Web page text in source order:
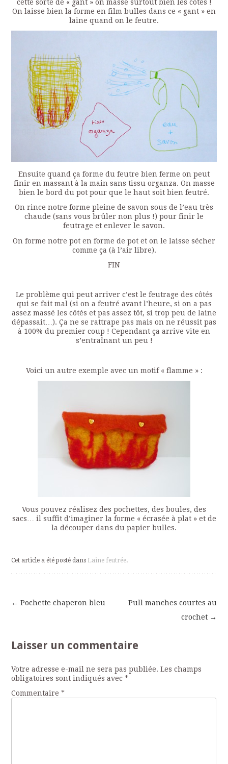
cette sorte de « gant » on masse surtout bien les côtés !
On laisse bien la forme en film bulles dans ce « gant » en
laine quand on le feutre.
Ensuite quand ça forme du feutre bien ferme on peut
finir en massant à la main sans tissu organza. On masse
bien le bord du pot pour que le haut soit bien feutré.
On rince notre forme pleine de savon sous de l’eau très
chaude (sans vous brûler non plus !) pour finir le
feutrage et enlever le savon.
On forme notre pot en forme de pot et on le laisse sécher
comme ça (à l’air libre).
FIN
Le problème qui peut arriver c’est le feutrage des côtés
qui se fait mal (si on a feutré avant l’heure, si on a pas
assez massé les côtés et pas assez tôt, si trop peu de laine
dépassait…). Ça ne se rattrape pas mais on ne réussit pas
à 100% du premier coup ! Cependant ça arrive vite en
s’entraînant un peu !
Voici un autre exemple avec un motif « flamme » :
Vous pouvez réalisez des pochettes, des boules, des
sacs… il suffit d’imaginer la forme « écrasée à plat » et de
la découper dans du papier bulles.
Cet article a été posté dans Laine feutrée.
Navigation
des
articles
← Pochette chaperon bleu
Pull manches courtes au
crochet →
Laisser un commentaire
Votre adresse e-mail ne sera pas publiée. Les champs
obligatoires sont indiqués avec*
Commentaire*